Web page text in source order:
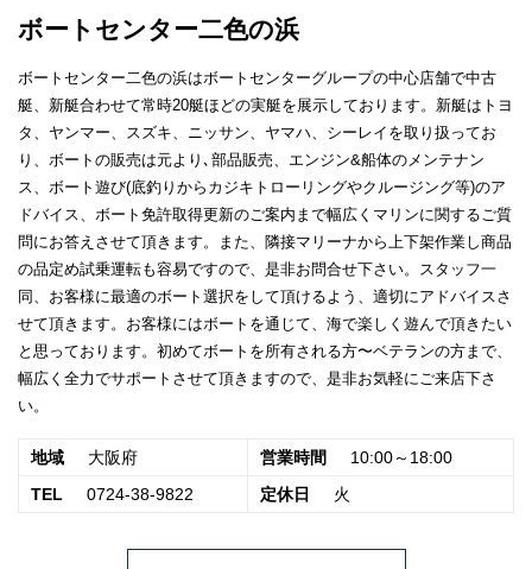
ボートセンター二色の浜
ボートセンター二色の浜はボートセンターグループの中心店舗で中古
艇、新艇合わせて常時20艇ほどの実艇を展示しております。新艇はトヨ
タ、ヤンマー、スズキ、ニッサン、ヤマハ、シーレイを取り扱ってお
り、ボートの販売は元より､部品販売、エンジン&船体のメンテナン
ス、ボート遊び(底釣りからカジキトローリングやクルージング等)のア
ドバイス、ボート免許取得更新のご案内まで幅広くマリンに関するご質
問にお答えさせて頂きます。また、隣接マリーナから上下架作業し商品
の品定め試乗運転も容易ですので、是非お問合せ下さい。スタッフ一
同、お客様に最適のボート選択をして頂けるよう、適切にアドバイスさ
せて頂きます。お客様にはボートを通じて、海で楽しく遊んで頂きたい
と思っております。初めてボートを所有される方〜ベテランの方まで、
幅広く全力でサポートさせて頂きますので、是非お気軽にご来店下さ
い。
地域 大阪府 営業時間
10:00～18:00
TEL
0724-38-9822 定休日 火